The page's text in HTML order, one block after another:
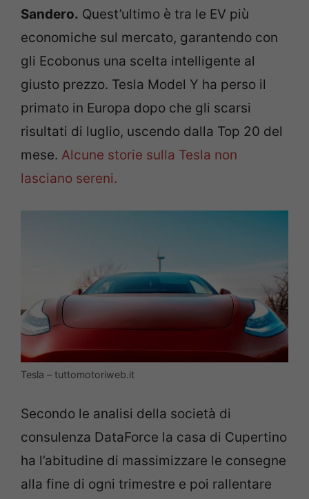
Sandero. Quest’ultimo è tra le EV più
economiche sul mercato, garantendo con
gli Ecobonus una scelta intelligente al
giusto prezzo. Tesla Model Y ha perso il
primato in Europa dopo che gli scarsi
risultati di luglio, uscendo dalla Top 20 del
mese. Alcune storie sulla Tesla non
lasciano sereni.
Tesla – tuttomotoriweb.it
Secondo le analisi della società di
consulenza DataForce la casa di Cupertino
ha l’abitudine di massimizzare le consegne
alla fine di ogni trimestre e poi rallentare